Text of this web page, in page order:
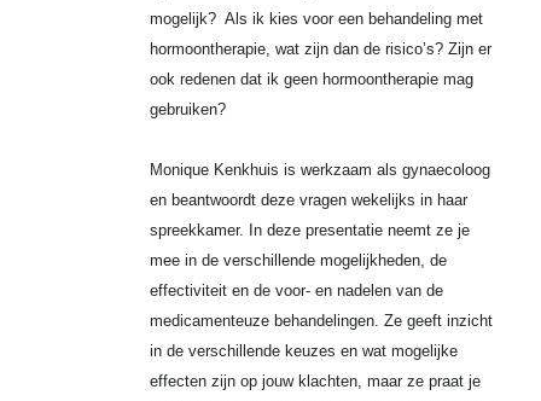
mogelijk? Als ik kies voor een behandeling met
hormoontherapie, wat zijn dan de risico’s? Zijn er
ook redenen dat ik geen hormoontherapie mag
gebruiken?
Monique Kenkhuis is werkzaam als gynaecoloog
en beantwoordt deze vragen wekelijks in haar
spreekkamer. In deze presentatie neemt ze je
mee in de verschillende mogelijkheden, de
effectiviteit en de voor- en nadelen van de
medicamenteuze behandelingen. Ze geeft inzicht
in de verschillende keuzes en wat mogelijke
effecten zijn op jouw klachten, maar ze praat je